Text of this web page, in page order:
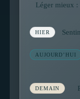
Léger mieux
HIER
AUJOURD’HUI
DEMAIN